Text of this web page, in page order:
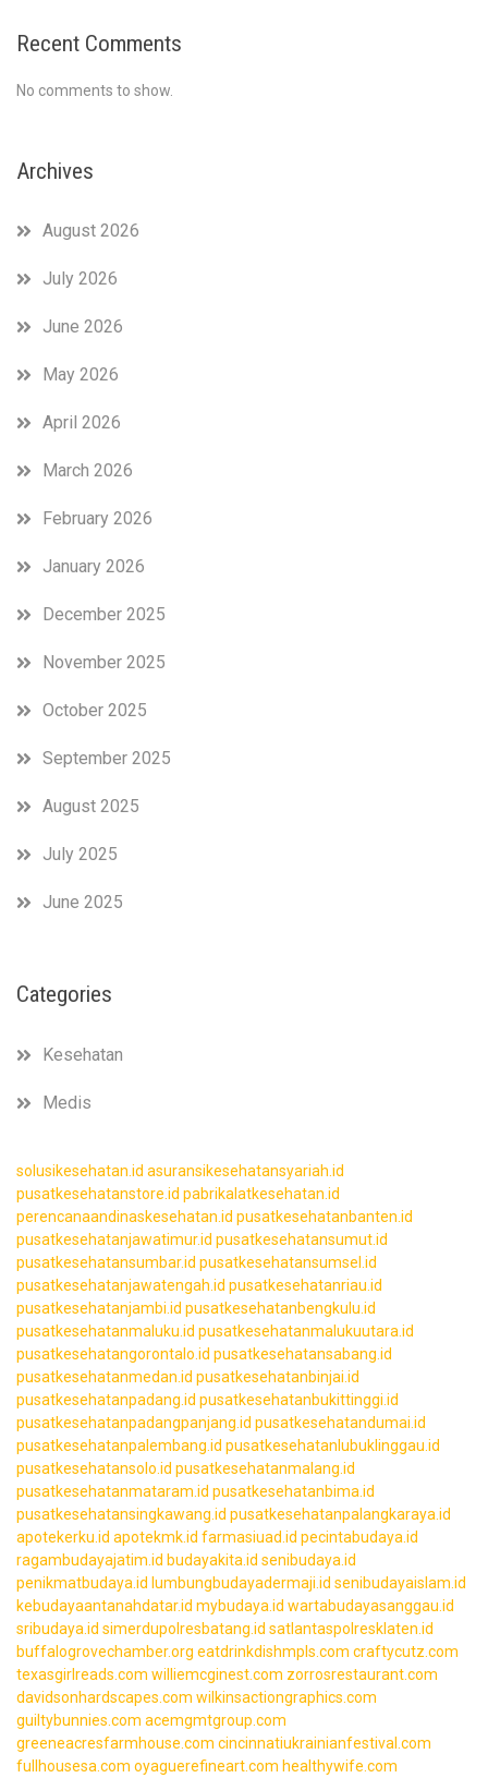
Recent Comments
No comments to show.
Archives
August 2026
July 2026
June 2026
May 2026
April 2026
March 2026
February 2026
January 2026
December 2025
November 2025
October 2025
September 2025
August 2025
July 2025
June 2025
Categories
Kesehatan
Medis
solusikesehatan.id asuransikesehatansyariah.id
pusatkesehatanstore.id pabrikalatkesehatan.id
perencanaandinaskesehatan.id pusatkesehatanbanten.id
pusatkesehatanjawatimur.id pusatkesehatansumut.id
pusatkesehatansumbar.id pusatkesehatansumsel.id
pusatkesehatanjawatengah.id pusatkesehatanriau.id
pusatkesehatanjambi.id pusatkesehatanbengkulu.id
pusatkesehatanmaluku.id pusatkesehatanmalukuutara.id
pusatkesehatangorontalo.id pusatkesehatansabang.id
pusatkesehatanmedan.id pusatkesehatanbinjai.id
pusatkesehatanpadang.id pusatkesehatanbukittinggi.id
pusatkesehatanpadangpanjang.id pusatkesehatandumai.id
pusatkesehatanpalembang.id pusatkesehatanlubuklinggau.id
pusatkesehatansolo.id pusatkesehatanmalang.id
pusatkesehatanmataram.id pusatkesehatanbima.id
pusatkesehatansingkawang.id pusatkesehatanpalangkaraya.id
apotekerku.id apotekmk.id farmasiuad.id pecintabudaya.id
ragambudayajatim.id budayakita.id senibudaya.id
penikmatbudaya.id lumbungbudayadermaji.id senibudayaislam.id
kebudayaantanahdatar.id mybudaya.id wartabudayasanggau.id
sribudaya.id simerdupolresbatang.id satlantaspolresklaten.id
buffalogrovechamber.org eatdrinkdishmpls.com craftycutz.com
texasgirlreads.com williemcginest.com zorrosrestaurant.com
davidsonhardscapes.com wilkinsactiongraphics.com
guiltybunnies.com acemgmtgroup.com
greeneacresfarmhouse.com cincinnatiukrainianfestival.com
fullhousesa.com oyaguerefineart.com healthywife.com